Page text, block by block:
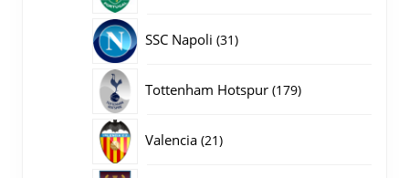
SSC Napoli 3131
Tottenham Hotspur 179179
Valencia 2121